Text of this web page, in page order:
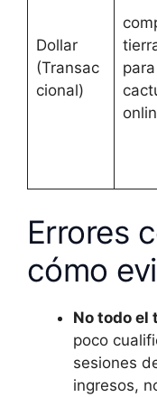
Dollar
(Transac
cional)
para
Errores
cómo
No todo el
poco
sesiones
ingresos,